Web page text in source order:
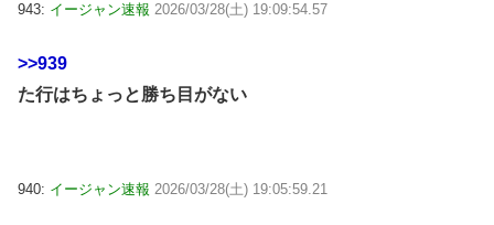
943: イージャン速報 2026/03/28(土) 19:09:54.57
>>939
た行はちょっと勝ち目がない
940: イージャン速報 2026/03/28(土) 19:05:59.21